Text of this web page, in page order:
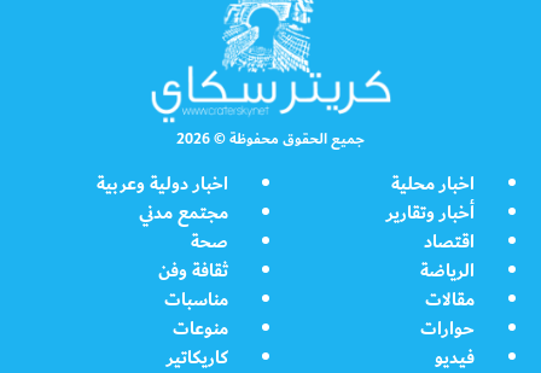
جميع الحقوق محفوظة © 2026
اخبار محلية
اخبار دولية وعربية
أخبار وتقارير
مجتمع مدني
اقتصاد
صحة
الرياضة
ثقافة وفن
مقالات
مناسبات
حوارات
منوعات
فيديو
كاريكاتير